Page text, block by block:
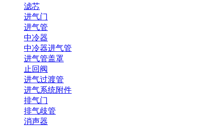
滤芯
进气门
进气管
中冷器
中冷器进气管
进气管盖罩
止回阀
进气过渡管
进气系统附件
排气门
排气歧管
消声器